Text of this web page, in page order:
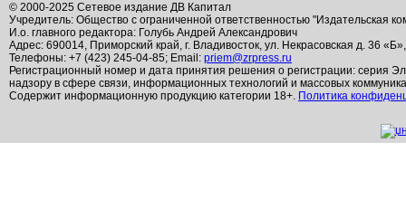
© 2000-2025 Сетевое издание ДВ Капитал
Учредитель: Общество с ограниченной ответственностью "Издательская
И.о. главного редактора: Голубь Андрей Александрович
Адрес: 690014, Приморский край, г. Владивосток, ул. Некрасовская д. 36
Телефоны: +7 (423) 245-04-85; Email: priem@zrpress.ru
Регистрационный номер и дата принятия решения о регистрации: серия
надзору в сфере связи, информационных технологий и массовых
Содержит информационную продукцию категории 18+. Политика